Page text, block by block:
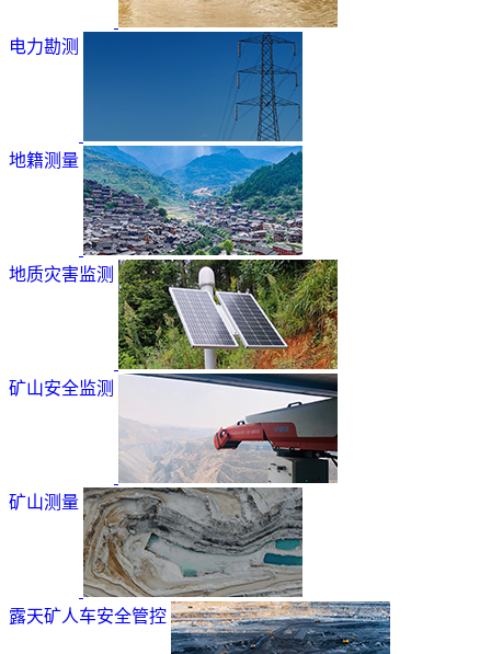
电力勘测
地籍测量
地质灾害监测
矿山安全监测
矿山测量
露天矿人车安全管控